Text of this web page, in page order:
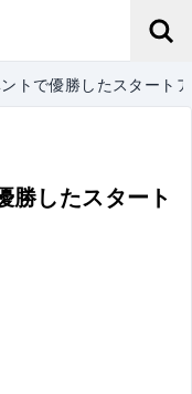
トで優勝したスタート
勝したスタート